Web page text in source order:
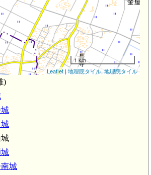
(3.2km)
1 km
Leaflet | 地理院タイル, 地理院タイル
)
城